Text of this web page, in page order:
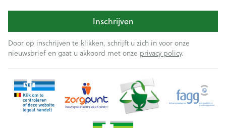
Inschrijven
Door op inschrijven te klikken, schrijft u zich in voor onze
nieuwsbrief en gaat u akkoord met onze privacy policy.